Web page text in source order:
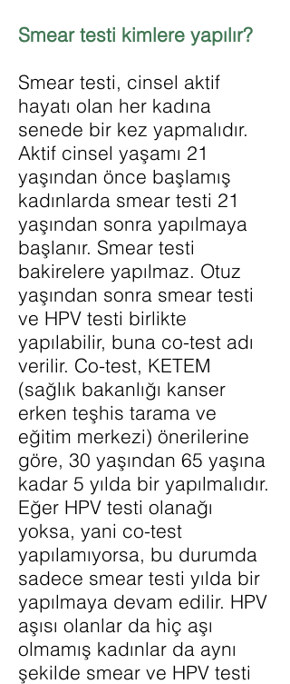
Smear testi kimlere yapılır?
Smear testi, cinsel aktif
hayatı olan her kadına
senede bir kez yapmalıdır.
Aktif cinsel yaşamı 21
yaşından önce başlamış
kadınlarda smear testi 21
yaşından sonra yapılmaya
başlanır. Smear testi
bakirelere yapılmaz. Otuz
yaşından sonra smear testi
ve HPV testi birlikte
yapılabilir, buna co-test adı
verilir. Co-test, KETEM
(sağlık bakanlığı kanser
erken teşhis tarama ve
eğitim merkezi) önerilerine
göre, 30 yaşından 65 yaşına
kadar 5 yılda bir yapılmalıdır.
Eğer HPV testi olanağı
yoksa, yani co-test
yapılamıyorsa, bu durumda
sadece smear testi yılda bir
yapılmaya devam edilir. HPV
aşısı olanlar da hiç aşı
olmamış kadınlar da aynı
şekilde smear ve HPV testi